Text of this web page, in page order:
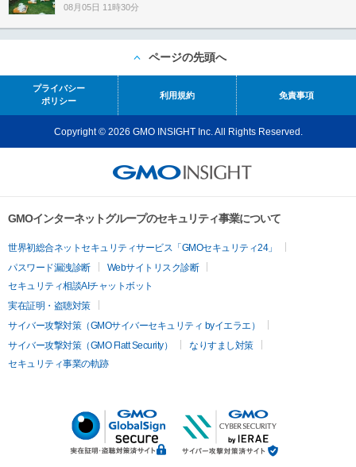
08月05日 11時30分
ページの先頭へ
プライバシー
ポリシー
利用規約 免責事項
Copyright © 2026 GMO INSIGHT Inc. All Rights Reserved.
GMOインターネットグループのセキュリティ事業について
世界初総合ネットセキュリティサービス「GMOセキュリティ24」
パスワード漏洩診断
Webサイトリスク診断
セキュリティ相談AIチャットボット
実在証明・盗聴対策
サイバー攻撃対策（GMOサイバーセキュリティ byイエラエ）
サイバー攻撃対策（GMO Flatt Security）
なりすまし対策
セキュリティ事業の軌跡